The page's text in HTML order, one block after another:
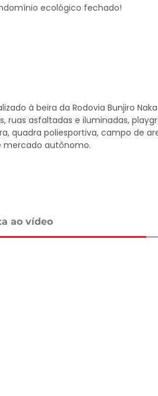
ecológico fechado!
à beira da Rodovia Bunjiro
ruas asfaltadas e iluminadas,
quadra poliesportiva, campo de
autônomo.
ao vídeo